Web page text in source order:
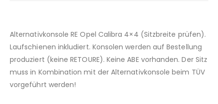
Alternativkonsole RE Opel Calibra 4×4 (Sitzbreite prüfen).
Laufschienen inkludiert. Konsolen werden auf Bestellung
produziert (keine RETOURE). Keine ABE vorhanden. Der Sitz
muss in Kombination mit der Alternativkonsole beim TÜV
vorgeführt werden!